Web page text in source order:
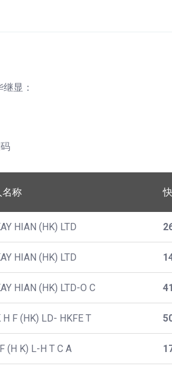
继显 ：
名称
HIAN (HK) LTD
HIAN (HK) LTD
HIAN (HK) LTD-O C
H F (HK) LD- HKFE T
(H K) L-H T C A